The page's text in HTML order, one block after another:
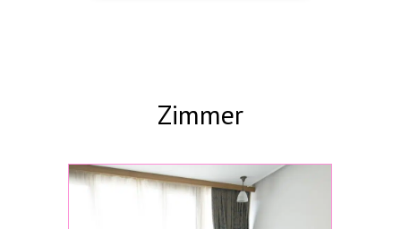
Aufenthalt unvergesslich zu machen.
Zimmer